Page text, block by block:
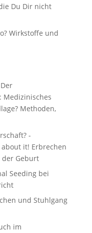
Du Dir nicht
Wirkstoffe und
Medizinisches
Methoden,
-
about it! Erbrechen
Geburt
Seeding bei
und Stuhlgang
im